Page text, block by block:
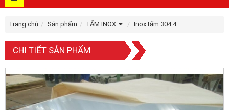
Trang chủ Sản phẩm TẤM INOX Inox tấm 304.4
CHI TIẾT SẢN PHẨM